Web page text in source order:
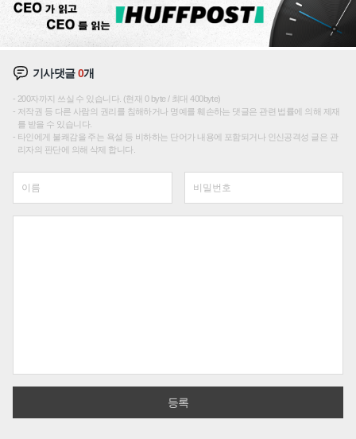
기사댓글0개
200자까지 쓰실 수 있습니다. (현재 0 byte / 최대 400byte)
저작권 등 다른 사람의 권리를 침해하거나 명예를 훼손하는 댓글은 관련 법률에 의해 제재
를 받을 수 있습니다.
타인에게 불쾌감을 주는 욕설 등 비하하는 단어가 내용에 포함되거나 인신공격성 글은 관
리자의 판단에 의해 삭제 합니다.